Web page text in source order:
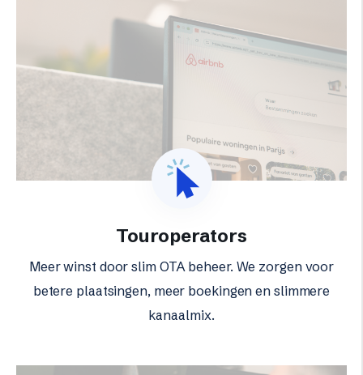
Touroperators
Meer winst door slim OTA beheer. We zorgen voor
betere plaatsingen, meer boekingen en slimmere
kanaalmix.